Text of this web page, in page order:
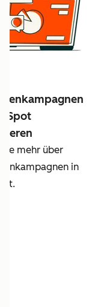
Sie mehr über
in